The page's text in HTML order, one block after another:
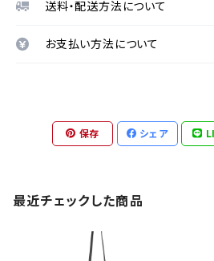
送料・配送方法について
お支払い方法について
保存 シェア
最近チェックした商品